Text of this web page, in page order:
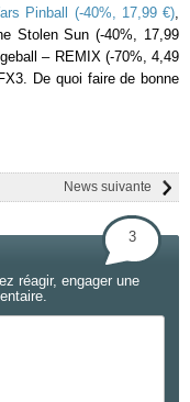
Pinball (-40%, 17,99 €),
Stolen Sun (-40%, 17,99
– REMIX (-70%, 4,49
De quoi faire de bonne
News suivante
3
réagir, engager une